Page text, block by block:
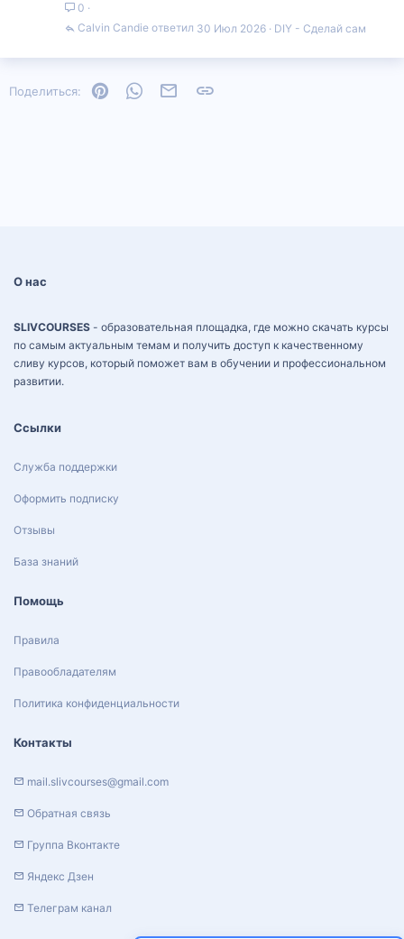
0
DIY - Сделай сам
30 Июл 2026
Calvin Candie
Поделиться: PinterestWhatsAppЭлектронная почта
О нас
SLIVCOURSES - образовательная площадка, где можно скачать курсы
по самым актуальным темам и получить доступ к качественному
сливу курсов, который поможет вам в обучении и профессиональном
развитии.
Ссылки
Служба поддержки
Оформить подписку
Отзывы
База знаний
Помощь
Правила
Правообладателям
Политика конфиденциальности
Контакты
mail.slivcourses@gmail.com
Обратная связь
Группа Вконтакте
Яндекс Дзен
Телеграм канал